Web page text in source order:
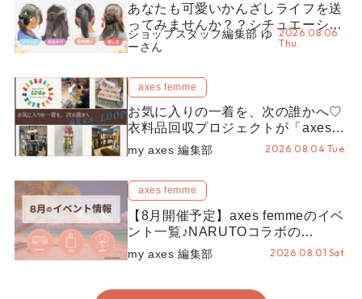
あなたも可愛いかんざしライフを送
ってみませんか？？シチュエーショ
ン別“かんざし”のオススメ【ショッ
プスタッフ編集部】
ショップスタッフ編集部 ゆ
ーさん
2026.08.06
Thu.
axes femme
お気に入りの一着を、次の誰かへ♡
衣料品回収プロジェクトが「axes
LOOP」にアップデート！活用する
とポイントが手に入る◎
my axes 編集部 2026.08.04 Tue.
axes femme
【8月開催予定】axes femmeのイベ
ント一覧♪NARUTOコラボの
REZEN POPUPから、プチYour
Stage.、ティーパーティまで！8月
my axes 編集部 2026.08.01 Sat.